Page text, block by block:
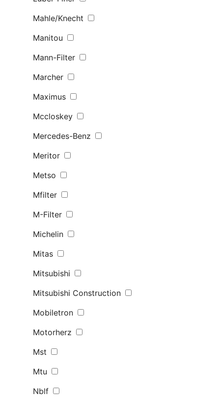
Mahle/Knecht
Manitou
Mann-Filter
Marcher
Maximus
Mccloskey
Mercedes-Benz
Meritor
Metso
Mfilter
M-Filter
Michelin
Mitas
Mitsubishi
Mitsubishi Construction
Mobiletron
Motorherz
Mst
Mtu
Nblf